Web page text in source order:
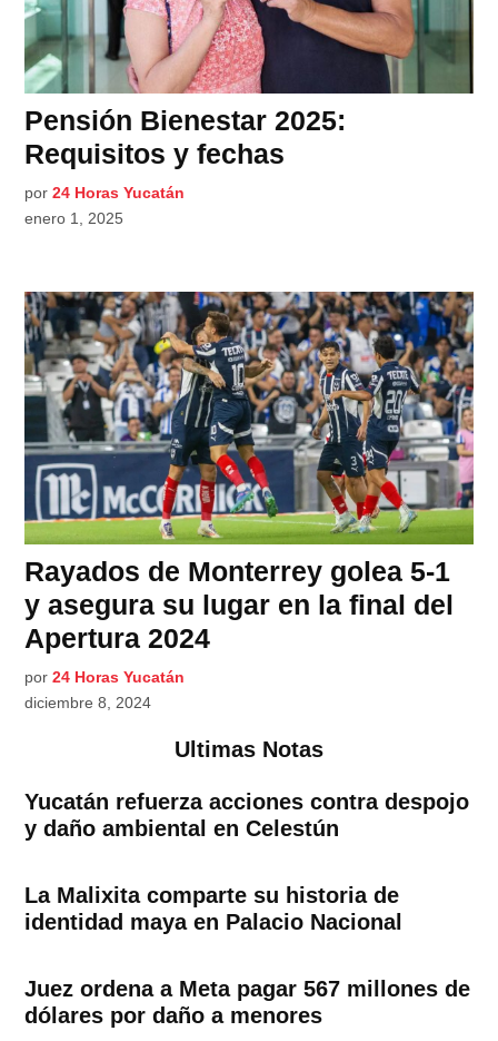
Pensión Bienestar 2025:
Requisitos y fechas
por 24 Horas Yucatán
enero 1, 2025
Rayados de Monterrey golea 5-1
y asegura su lugar en la final del
Apertura 2024
por 24 Horas Yucatán
diciembre 8, 2024
Ultimas Notas
Yucatán refuerza acciones contra despojo
y daño ambiental en Celestún
La Malixita comparte su historia de
identidad maya en Palacio Nacional
Juez ordena a Meta pagar 567 millones de
dólares por daño a menores